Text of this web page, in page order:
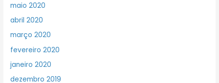
maio 2020
abril 2020
março 2020
fevereiro 2020
janeiro 2020
dezembro 2019